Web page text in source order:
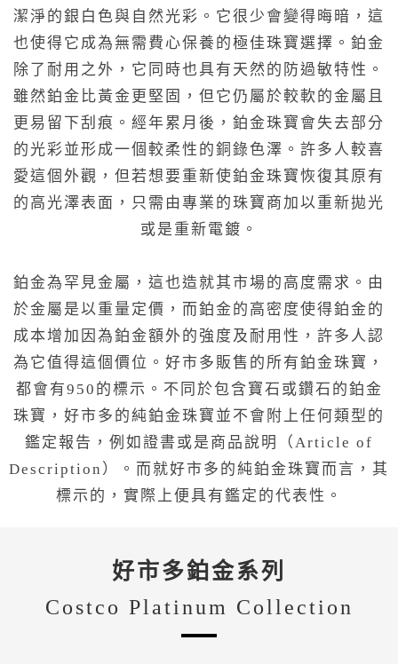
潔淨的銀白色與自然光彩。它很少會變得晦暗，這
也使得它成為無需費心保養的極佳珠寶選擇。鉑金
除了耐用之外，它同時也具有天然的防過敏特性。
雖然鉑金比黃金更堅固，但它仍屬於較軟的金屬且
更易留下刮痕。經年累月後，鉑金珠寶會失去部分
的光彩並形成一個較柔性的銅錄色澤。許多人較喜
愛這個外觀，但若想要重新使鉑金珠寶恢復其原有
的高光澤表面，只需由專業的珠寶商加以重新拋光
或是重新電鍍。
鉑金為罕見金屬，這也造就其市場的高度需求。由
於金屬是以重量定價，而鉑金的高密度使得鉑金的
成本增加因為鉑金額外的強度及耐用性，許多人認
為它值得這個價位。好市多販售的所有鉑金珠寶，
都會有950的標示。不同於包含寶石或鑽石的鉑金
珠寶，好市多的純鉑金珠寶並不會附上任何類型的
鑑定報告，例如證書或是商品說明（Article of
Description）。而就好市多的純鉑金珠寶而言，其
標示的，實際上便具有鑑定的代表性。
好市多鉑金系列
Costco Platinum Collection